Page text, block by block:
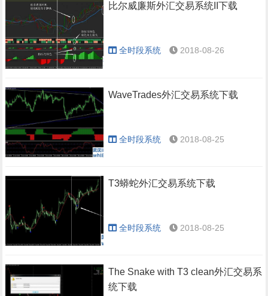
比尔威廉斯外汇交易系统II下载
全时段系统 2018-08-26
WaveTrades外汇交易系统下载
全时段系统 2018-08-25
T3蟒蛇外汇交易系统下载
全时段系统 2018-08-25
The Snake with T3 clean外汇交易系
统下载